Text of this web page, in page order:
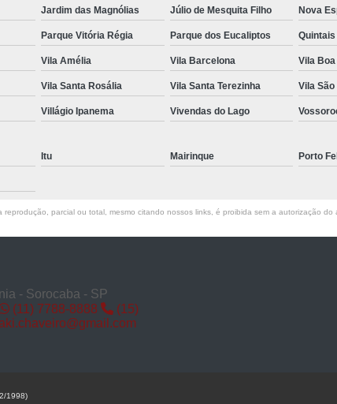
Instalação e
Miolo da
Miolo de
Miolo de
Miolo
Miolo
Jardim das Magnólias Júlio de Mesquita Filho Nova
Parque Vitória Régia Parque dos Eucaliptos
Vila Amélia Vila Barcelona Vila
Vila Santa Rosália Vila Santa Terezinha Vila
Villágio Ipanema Vivendas do Lago
Itu Mairinque Porto
parcial ou total, mesmo citando nossos links, é proibida sem a autorização
- Sorocaba - SP
(11) 7788-8888
(15)
1998)